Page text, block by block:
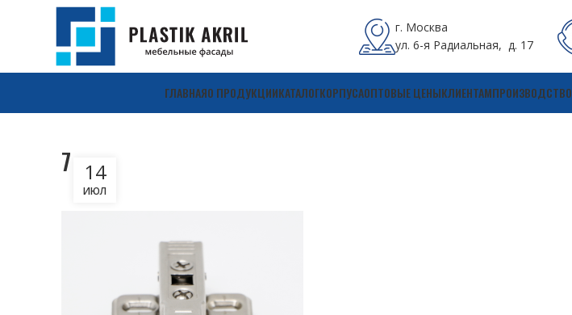
г. Москва
ул. 6-я Радиальная, д. 17
ГЛАВНАЯО ПРОДУКЦИИКАТАЛОГКОРПУСАОПТОВЫЕ ЦЕНЫКЛИЕНТАМПРОИЗВОДСТВО
7 14
ИЮЛ